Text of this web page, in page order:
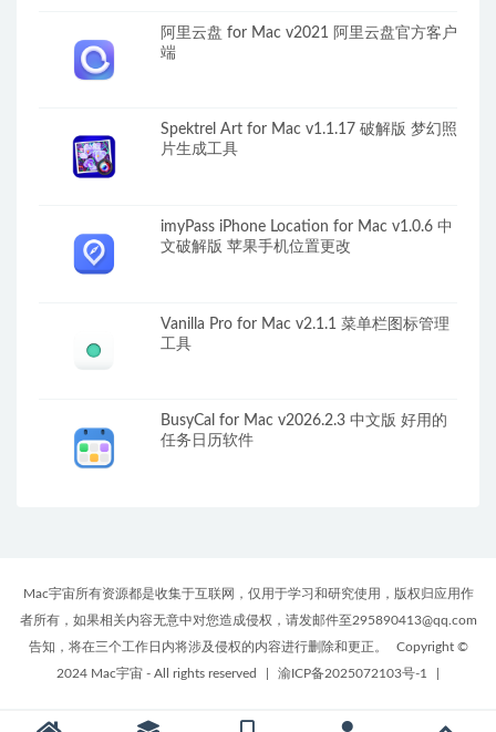
阿里云盘 for Mac v2021 阿里云盘官方客户
端
Spektrel Art for Mac v1.1.17 破解版 梦幻照
片生成工具
imyPass iPhone Location for Mac v1.0.6 中
文破解版 苹果手机位置更改
Vanilla Pro for Mac v2.1.1 菜单栏图标管理
工具
BusyCal for Mac v2026.2.3 中文版 好用的
任务日历软件
Mac宇宙所有资源都是收集于互联网，仅用于学习和研究使用，版权归应用作
者所有，如果相关内容无意中对您造成侵权，请发邮件至295890413@qq.com
告知，将在三个工作日内将涉及侵权的内容进行删除和更正。
Copyright ©
2024 Mac宇宙 - All rights reserved
渝ICP备2025072103号-1